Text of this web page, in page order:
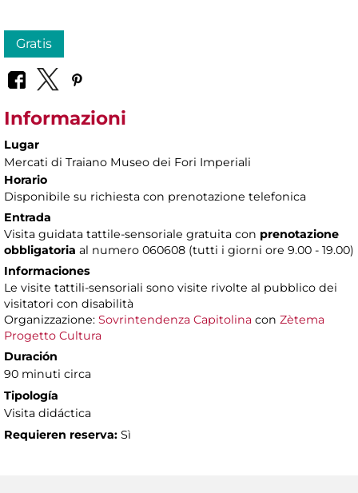
Gratis
Informazioni
Lugar
Mercati di Traiano Museo dei Fori Imperiali
Horario
Disponibile su richiesta con prenotazione telefonica
Entrada
Visita guidata tattile-sensoriale gratuita con prenotazione
obbligatoria al numero 060608 (tutti i giorni ore 9.00 - 19.00)
Informaciones
Le visite tattili-sensoriali sono visite rivolte al pubblico dei
visitatori con disabilità
Organizzazione: Sovrintendenza Capitolina con Zètema
Progetto Cultura
Duración
90 minuti circa
Tipología
Visita didáctica
Requieren reserva: Sì